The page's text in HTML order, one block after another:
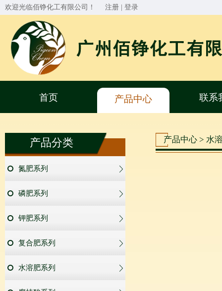
欢迎光临佰铮化工有限公司！ 注册 登录
首页 产品中心 联系
产品分类
氮肥系列
磷肥系列
钾肥系列
复合肥系列
水溶肥系列
产品中心 > 水